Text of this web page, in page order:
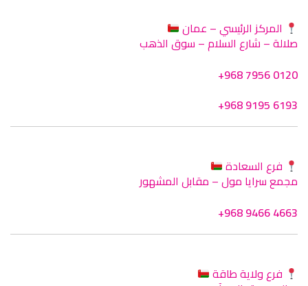
المركز الرئيسي – عمان
صلالة – شارع السلام – سوق الذهب
+968 7956 0120
+968 9195 6193
فرع السعادة
مجمع سرايا مول – مقابل المشهور
+968 9466 4663
فرع ولاية طاقة